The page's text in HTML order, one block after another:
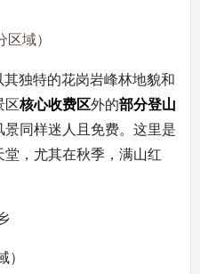
域）
独特的花岗岩峰林地貌和
区核心收费区外的部分登山
景同样迷人且免费。这里是
，尤其在秋季，满山红